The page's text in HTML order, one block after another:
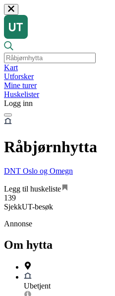
Kart
Utforsker
Mine turer
Huskelister
Logg inn
Råbjørnhytta
DNT Oslo og Omegn
Legg til huskeliste
139
SjekkUT-besøk
Annonse
Om hytta
Ubetjent